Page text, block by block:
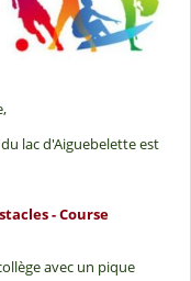
lac d'Aiguebelette est
- Course
avec un pique